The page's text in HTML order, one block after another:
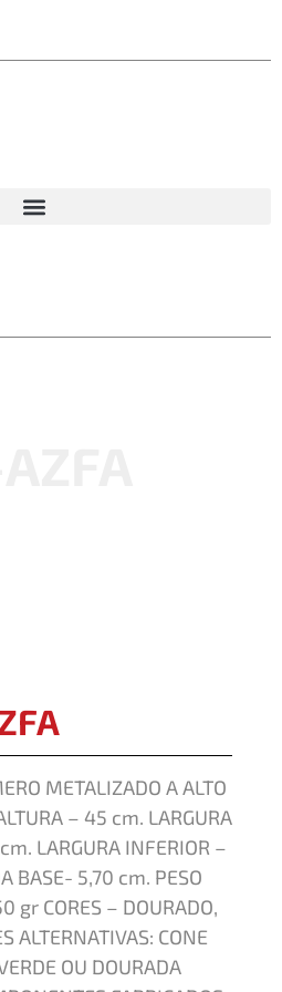
METALIZADO A ALTO
– 45 cm. LARGURA
LARGURA INFERIOR –
BASE- 5,70 cm. PESO
gr CORES – DOURADO,
ALTERNATIVAS: CONE
OU DOURADA